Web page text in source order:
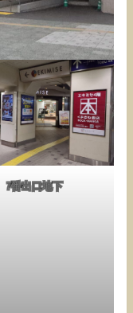
7番出口地下